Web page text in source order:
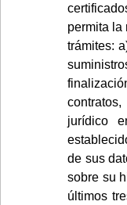
permita la
trámites:
jurídico
de sus
sobre su
últimos